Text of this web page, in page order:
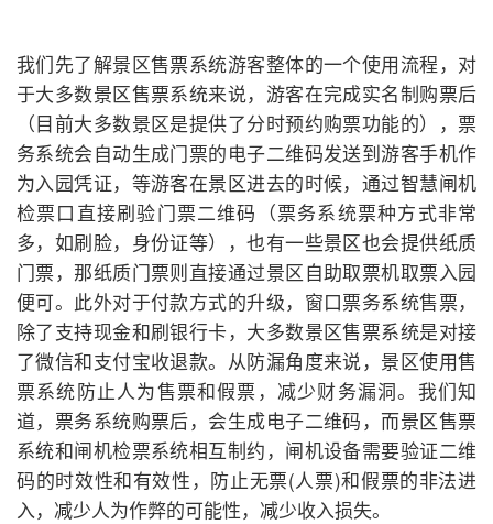
我们先了解景区售票系统游客整体的一个使用流程，对
于大多数景区售票系统来说，游客在完成实名制购票后
（目前大多数景区是提供了分时预约购票功能的），票
务系统会自动生成门票的电子二维码发送到游客手机作
为入园凭证，等游客在景区进去的时候，通过智慧闸机
检票口直接刷验门票二维码（票务系统票种方式非常
多，如刷脸，身份证等），也有一些景区也会提供纸质
门票，那纸质门票则直接通过景区自助取票机取票入园
便可。此外对于付款方式的升级，窗口票务系统售票，
除了支持现金和刷银行卡，大多数景区售票系统是对接
了微信和支付宝收退款。从防漏角度来说，景区使用售
票系统防止人为售票和假票，减少财务漏洞。我们知
道，票务系统购票后，会生成电子二维码，而景区售票
系统和闸机检票系统相互制约，闸机设备需要验证二维
码的时效性和有效性，防止无票(人票)和假票的非法进
入，减少人为作弊的可能性，减少收入损失。